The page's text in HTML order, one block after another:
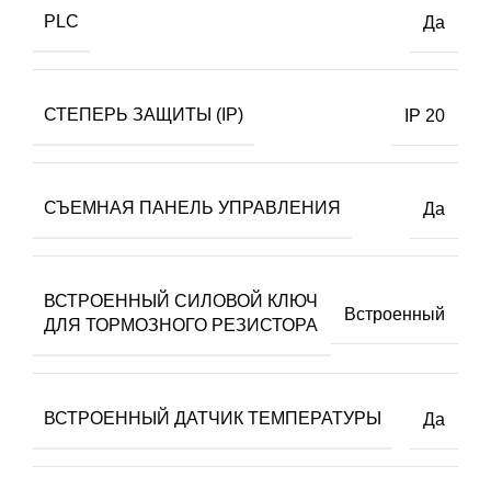
PLC Да
СТЕПЕРЬ ЗАЩИТЫ (IP) IP 20
СЪЕМНАЯ ПАНЕЛЬ УПРАВЛЕНИЯ Да
ВСТРОЕННЫЙ СИЛОВОЙ КЛЮЧ
ДЛЯ ТОРМОЗНОГО РЕЗИСТОРА
Встроенный
ВСТРОЕННЫЙ ДАТЧИК ТЕМПЕРАТУРЫ Да